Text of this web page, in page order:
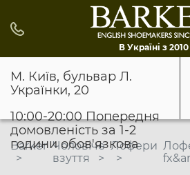
В Україні з 2010
М. Київ, бульвар Л.
Українки, 20
10:00-20:00 Попередня
домовленість за 1-2
години обов'язкова
Barker Чоловіче
взуття
Лофери